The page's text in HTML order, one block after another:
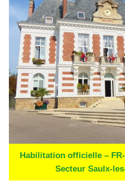
Habilitation officielle – FR-
Secteur Saulx-